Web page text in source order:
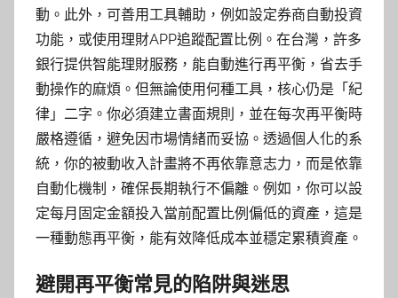
動。此外，可善用工具輔助，例如設定券商自動投資
功能，或使用理財APP追蹤配置比例。在台灣，許多
銀行提供智能理財服務，能自動進行再平衡，省去手
動操作的麻煩。但無論使用何種工具，核心仍是「紀
律」二字。你必須建立書面規則，並在每次再平衡時
嚴格遵循，避免因市場情緒而妥協。透過個人化的系
統，你的被動收入計畫將不再依靠意志力，而是依靠
自動化機制，確保長期執行不偏離。例如，你可以設
定每月固定金額投入當前配置比例偏低的資產，這是
一種動態再平衡，能有效降低成本並穩定累積資產。
避開再平衡常見的陷阱與迷思